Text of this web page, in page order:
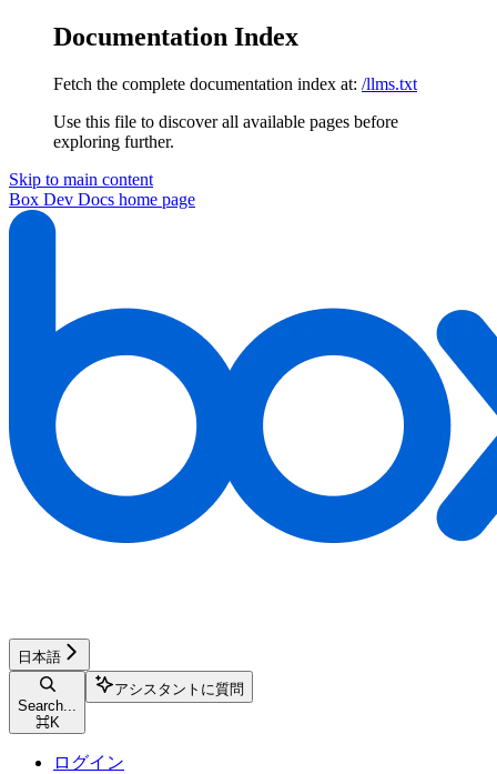
Documentation Index
Fetch the complete documentation index at: /llms.txt
Use this file to discover all available pages before
exploring further.
Skip to main content
Box Dev Docs home page
日本語
Search...
⌘K
アシスタントに質問
ログイン